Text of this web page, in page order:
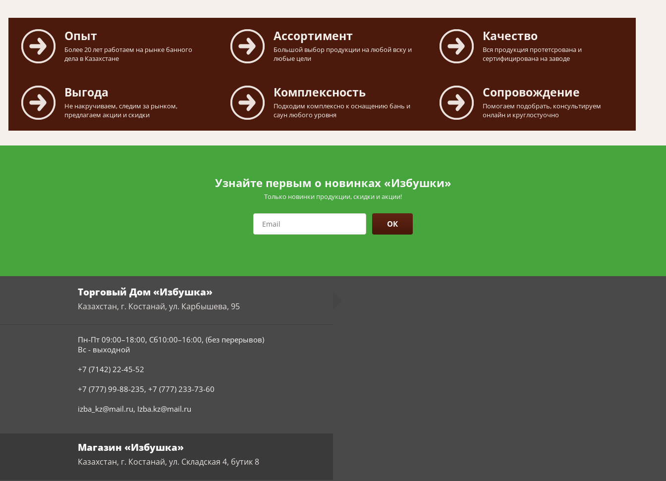
Опыт
Более 20 лет работаем на рынке банного
дела в Казахстане
Ассортимент
Большой выбор продукции на любой вску и
любые цели
Качество
Вся продукция протетсрована и
сертифицирована на заводе
Выгода
Не накручиваем, следим за рынком,
предлагаем акции и скидки
Комплексность
Подходим комплексно к оснащению бань и
саун любого уровня
Сопровождение
Помогаем подобрать, консультируем
онлайн и круглостуочно
Узнайте первым о новинках «Избушки»
Только новинки продукции, скидки и акции!
ОК
Торговый Дом «Избушка»
Казахстан, г. Костанай, ул. Карбышева, 95
Пн-Пт 09:00–18:00, Сб10:00–16:00, (без перерывов)
Вс - выходной
+7 (7142) 22-45-52
+7 (777) 99-88-235, +7 (777) 233-73-60
izba_kz@mail.ru, Izba.kz@mail.ru
Магазин «Избушка»
Казахстан, г. Костанай, ул. Складская 4, бутик 8